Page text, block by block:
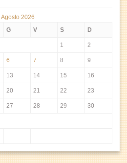
Agosto 2026
G V S D
1 2
6 7 8 9
13 14 15 16
20 21 22 23
27 28 29 30